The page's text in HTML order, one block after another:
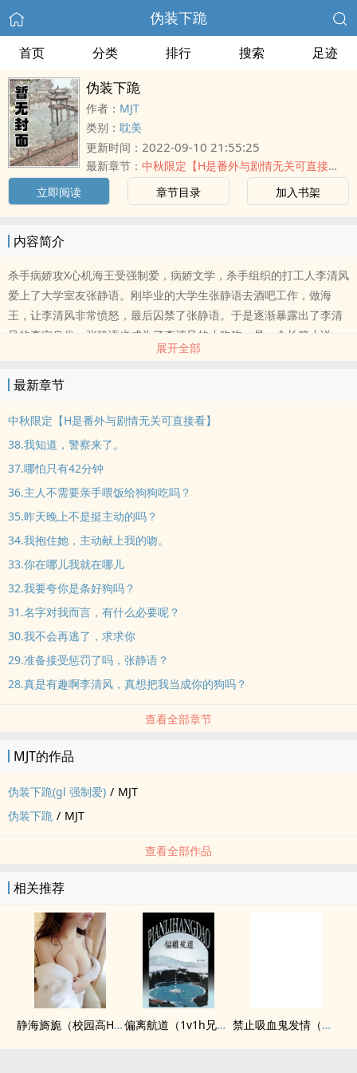
伪装下跪
首页 分类 排行 搜索 足迹
伪装下跪
作者： MJT
类别： 耽美
更新时间： 2022-09-10 21:55:25
最新章节： 中秋限定【H是番外与剧情无关可直接看】
立即阅读
章节目录 加入书架
内容简介
杀手病娇攻X心机海王受强制爱，病娇文学，杀手组织的打工人李清风
爱上了大学室友张静语。刚毕业的大学生张静语去酒吧工作，做海
王，让李清风非常愤怒，最后囚禁了张静语。于是逐渐暴露出了李清
风的真实身份，张静语也成为了李清风的小狗狗。是一个长篇小说，
第一次用po18写文，主要还是因为某些平台emm确实不太好搞。喜
欢看大家都评论，希望多推广~~
展开全部
最新章节
中秋限定【H是番外与剧情无关可直接看】
38.我知道，警察来了。
37.哪怕只有42分钟
36.主人不需要亲手喂饭给狗狗吃吗？
35.昨天晚上不是挺主动的吗？
34.我抱住她，主动献上我的吻。
33.你在哪儿我就在哪儿
32.我要夸你是条好狗吗？
31.名字对我而言，有什么必要呢？
30.我不会再逃了，求求你
29.准备接受惩罚了吗，张静语？
28.真是有趣啊李清风，真想把我当成你的狗吗？
查看全部章节
MJT的作品
伪装下跪(gl 强制爱) / MJT
伪装下跪 / MJT
查看全部作品
相关推荐
静海旖旎（校园高H） 偏离航道（1v1h兄妹骨科bg） 禁止吸血鬼发情（姐狗高H 1v1）